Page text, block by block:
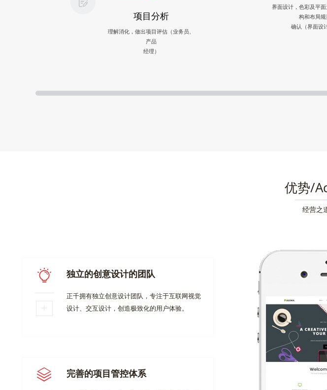
项目分析
理解消化，做出项目评估（业务员、
产品
经理）
界面设计，色彩及平
构和布局
确认（界面设
优势/
经营之
独立的创意设计的团队
正千拥有独立创意设计团队，专注于互联网视觉
设计、交互设计，创造极致化的用户体验。
完善的项目管控体系